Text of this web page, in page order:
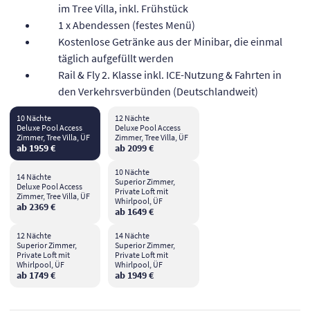
im Tree Villa, inkl. Frühstück
1 x Abendessen (festes Menü)
Kostenlose Getränke aus der Minibar, die einmal
täglich aufgefüllt werden
Rail & Fly 2. Klasse inkl. ICE-Nutzung & Fahrten in
den Verkehrsverbünden (Deutschlandweit)
10 Nächte
Deluxe Pool Access
Zimmer, Tree Villa, ÜF
ab 1959 €
12 Nächte
Deluxe Pool Access
Zimmer, Tree Villa, ÜF
ab 2099 €
14 Nächte
Deluxe Pool Access
Zimmer, Tree Villa, ÜF
ab 2369 €
10 Nächte
Superior Zimmer,
Private Loft mit
Whirlpool, ÜF
ab 1649 €
12 Nächte
Superior Zimmer,
Private Loft mit
Whirlpool, ÜF
ab 1749 €
14 Nächte
Superior Zimmer,
Private Loft mit
Whirlpool, ÜF
ab 1949 €